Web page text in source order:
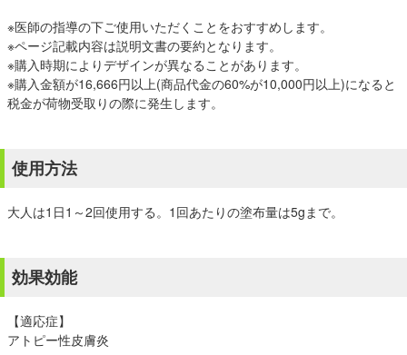
※医師の指導の下ご使用いただくことをおすすめします。
※ページ記載内容は説明文書の要約となります。
※購入時期によりデザインが異なることがあります。
※購入金額が16,666円以上(商品代金の60%が10,000円以上)になると
税金が荷物受取りの際に発生します。
使用方法
大人は1日1～2回使用する。1回あたりの塗布量は5gまで。
効果効能
【適応症】
アトピー性皮膚炎